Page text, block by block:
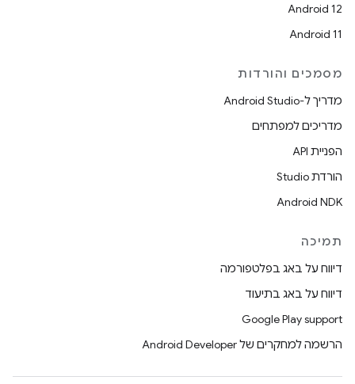
Android 12
Android 11
מסמכים והורדות
מדריך ל-Android Studio
מדריכים למפתחים
הפניית API
הורדת Studio
Android NDK
תמיכה
דיווח על באג בפלטפורמה
דיווח על באג בתיעוד
Google Play support
הרשמה למחקרים של Android Developer